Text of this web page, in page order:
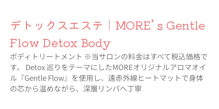
デトックスエステ｜MORE’ｓGentle
Flow Detox Body
ボディトリートメント ※当サロンの料金はすべて税込価格で
す。 Detox 巡りをテーマにしたMOREオリジナルアロマオイ
ル『Gentle Flow』を使用し、遠赤外線ヒートマットで身体
の芯から温めながら、深層リンパへ丁寧